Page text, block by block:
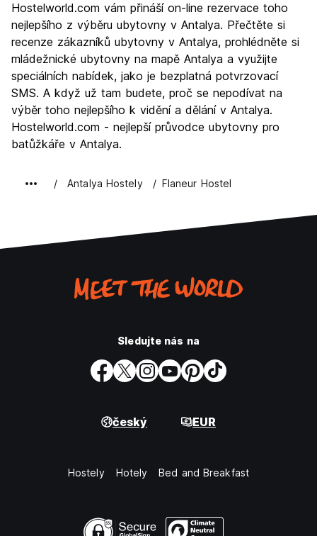
Kultura
8.3
Noční život
7.4
Hodnota za peníze
7.8
Hostelworld.com vám přináší on-line rezervace toho
nejlepšího z výběru ubytovny v Antalya. Přečtěte si
recenze zákazníků ubytovny v Antalya, prohlédněte si
mládežnické ubytovny na mapě Antalya a využijte
speciálních nabídek, jako je bezplatná potvrzovací
SMS. A když už tam budete, proč se nepodívat na
výběr toho nejlepšího k vidění a dělání v Antalya.
Hostelworld.com - nejlepší průvodce ubytovny pro
batůžkáře v Antalya.
Antalya Hostely Flaneur Hostel
Sledujte nás na
český EUR
Hostely Hotely Bed and Breakfast